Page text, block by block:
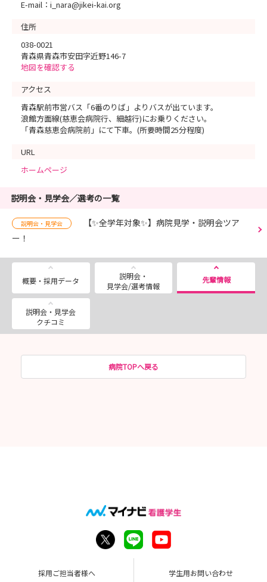
E-mail：i_nara@jikei-kai.org
住所
038-0021
青森県青森市安田字近野146-7
地図を確認する
アクセス
青森駅前市営バス「6番のりば」よりバスが出ています。
浪館方面線(慈恵会病院行、細越行)にお乗りください。
「青森慈恵会病院前」にて下車。(所要時間25分程度)
URL
ホームページ
説明会・見学会／選考の一覧
説明会・見学会
【✨全学年対象✨】病院見学・説明会ツア
ー！
概要・採用データ
説明会・
見学会/選考情報
先輩情報
説明会・見学会
クチコミ
病院TOPへ戻る
採用ご担当者様へ 学生用お問い合わせ